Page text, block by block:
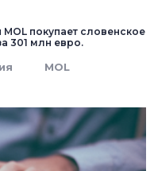
покупает словенское
301 млн евро.
MOL